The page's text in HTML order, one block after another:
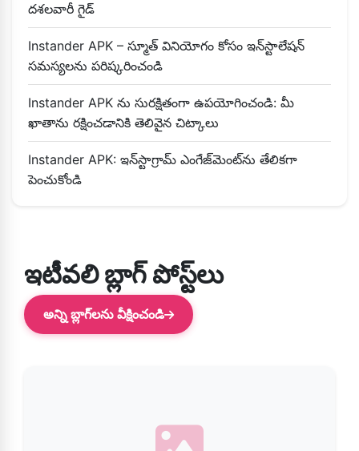
దశలవారీ గైడ్
Instander APK – స్మూత్ వినియోగం కోసం ఇన్‌స్టాలేషన్
సమస్యలను పరిష్కరించండి
Instander APK ను సురక్షితంగా ఉపయోగించండి: మీ
ఖాతాను రక్షించడానికి తెలివైన చిట్కాలు
Instander APK: ఇన్‌స్టాగ్రామ్ ఎంగేజ్‌మెంట్‌ను తేలికగా
పెంచుకోండి
ఇటీవలి బ్లాగ్ పోస్ట్‌లు
అన్ని బ్లాగ్‌లను వీక్షించండి